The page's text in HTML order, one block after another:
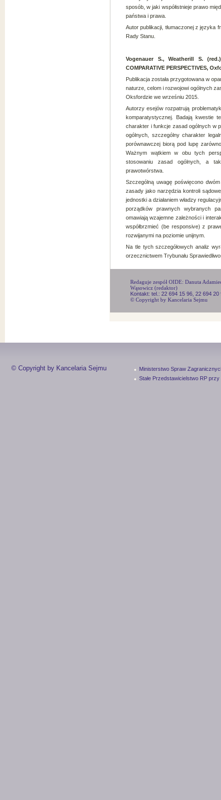
sposób, w jaki współistnieje prawo
państwa i prawa.
Autor publikacji, tłumaczonej z języka
Rady Stanu.
Vogenauer S., Weatherill S.
COMPARATIVE PERSPECTIVES,
Publikacja została przygotowana w
naturze, celom i rozwojowi ogólnych
Oksfordzie we wrześniu 2015.
Autorzy esejów rozpatrują
komparatystycznej. Badają kwestie
charakter i funkcje zasad ogólnych w
ogólnych, szczególny charakter
porównawczej biorą pod lupę
Ważnym wątkiem w obu tych
stosowaniu zasad ogólnych, a
prawotwórstwa.
Szczególną uwagę poświęcono
zasady jako narzędzia kontroli
jednostki a działaniem władzy
porządków prawnych wybranych
omawiają wzajemne zależności i
współbrzmieć (be responsive) z
rozwijanymi na poziomie unijnym.
Na tle tych szczegółowych analiz
orzecznictwem Trybunału
Redaguje zespół OIDE: Danuta
Wąsowicz (redaktor)
Kontakt: tel.: 22 694 15 96, 22 694
© Copyright by Kancelaria Sejmu
© Copyright by Kancelaria Sejmu
Ministerstwo Spraw
Stałe Przedstawicielstwo RP przy